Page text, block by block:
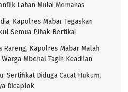
Lahan Mulai Memanas
Kapolres Mabar Tegaskan
Semua Pihak Bertikai
Rareng, Kapolres Mabar Malah
Mbehal Tagih Keadilan
Sertifikat Diduga Cacat Hukum,
Dicaplok